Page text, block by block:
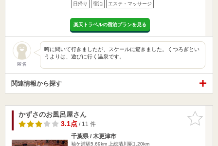
日帰り 宿泊 エステ・マッサージ
楽天トラベルの宿泊プランを見る
匿名
噂に聞いて行きましたが、スケールに驚きました。くつろぎとい
うよりは、遊びに行く温泉です。
関連情報から探す
お気に入
りに追加
かずさのお風呂屋さん
3.1点/ 11 件
千葉県 / 木更津市
袖ケ浦駅5.69km
上総清川駅1.20km